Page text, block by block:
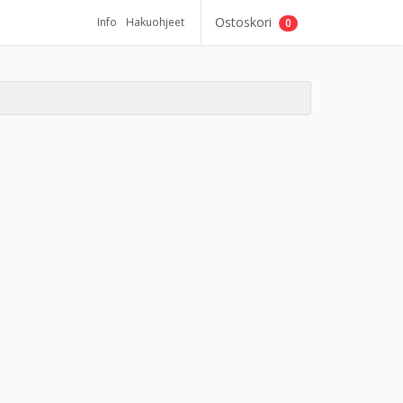
Info Hakuohjeet Ostoskori 0